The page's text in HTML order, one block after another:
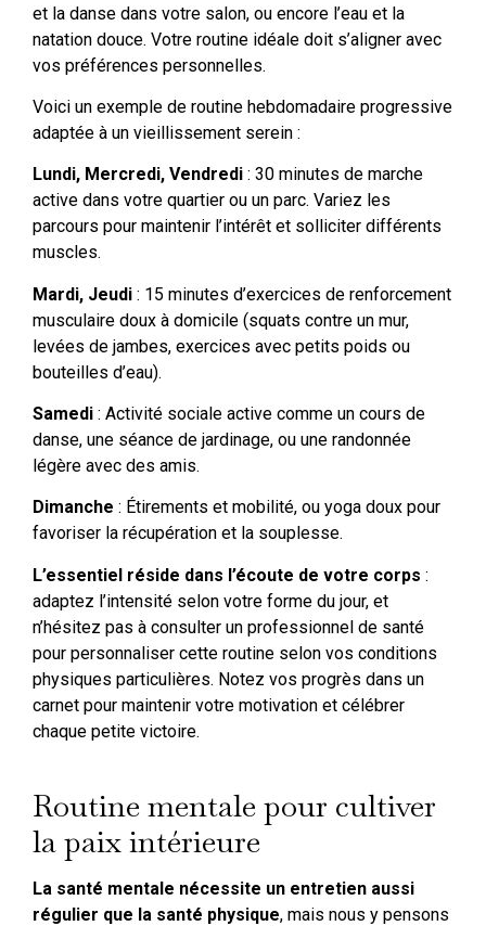
et la danse dans votre salon, ou encore l’eau et la
natation douce. Votre routine idéale doit s’aligner avec
vos préférences personnelles.
Voici un exemple de routine hebdomadaire progressive
adaptée à un vieillissement serein :
Lundi, Mercredi, Vendredi : 30 minutes de marche
active dans votre quartier ou un parc. Variez les
parcours pour maintenir l’intérêt et solliciter différents
muscles.
Mardi, Jeudi : 15 minutes d’exercices de renforcement
musculaire doux à domicile (squats contre un mur,
levées de jambes, exercices avec petits poids ou
bouteilles d’eau).
Samedi : Activité sociale active comme un cours de
danse, une séance de jardinage, ou une randonnée
légère avec des amis.
Dimanche : Étirements et mobilité, ou yoga doux pour
favoriser la récupération et la souplesse.
L’essentiel réside dans l’écoute de votre corps :
adaptez l’intensité selon votre forme du jour, et
n’hésitez pas à consulter un professionnel de santé
pour personnaliser cette routine selon vos conditions
physiques particulières. Notez vos progrès dans un
carnet pour maintenir votre motivation et célébrer
chaque petite victoire.
Routine mentale pour cultiver
la paix intérieure
La santé mentale nécessite un entretien aussi
régulier que la santé physique, mais nous y pensons